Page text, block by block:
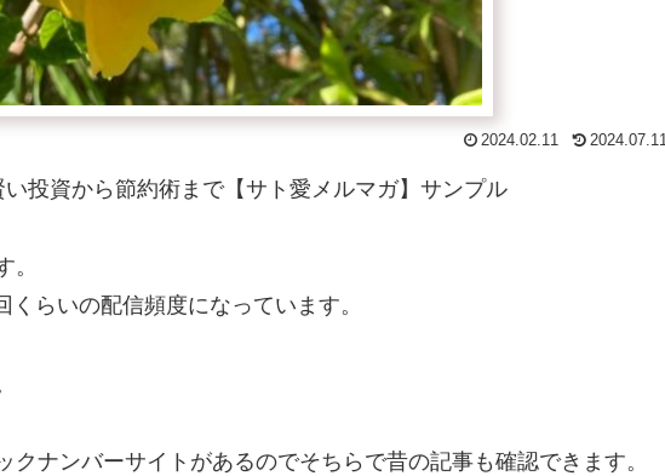
2024.02.11 2024.07.11
投資から節約術まで【サト愛メルマガ】サンプル
。
らいの配信頻度になっています。
クナンバーサイトがあるのでそちらで昔の記事も確認できます。